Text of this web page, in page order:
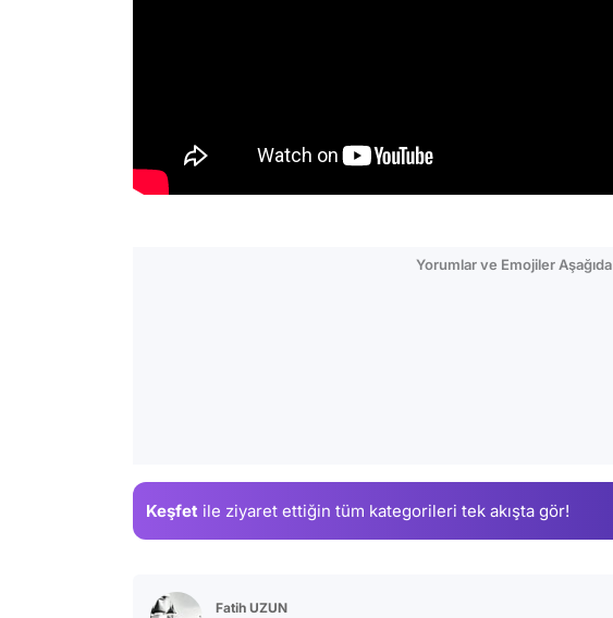
Yorumlar ve Emojiler Aşağıda
Keşfet ile ziyaret ettiğin tüm kategorileri tek akışta gör!
Fatih UZUN